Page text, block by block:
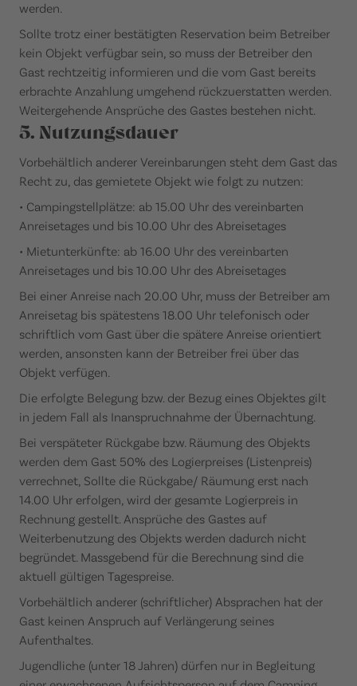
werden.
Sollte trotz einer bestätigten Reservation beim Betreiber
kein Objekt verfügbar sein, so muss der Betreiber den
Gast rechtzeitig informieren und die vom Gast bereits
erbrachte Anzahlung umgehend rückzuerstatten werden.
Weitergehende Ansprüche des Gastes bestehen nicht.
5. Nutzungsdauer
Vorbehältlich anderer Vereinbarungen steht dem Gast das
Recht zu, das gemietete Objekt wie folgt zu nutzen:
• Campingstellplätze: ab 15.00 Uhr des vereinbarten
Anreisetages und bis 10.00 Uhr des Abreisetages
• Mietunterkünfte: ab 16.00 Uhr des vereinbarten
Anreisetages und bis 10.00 Uhr des Abreisetages
Bei einer Anreise nach 20.00 Uhr, muss der Betreiber am
Anreisetag bis spätestens 18.00 Uhr telefonisch oder
schriftlich vom Gast über die spätere Anreise orientiert
werden, ansonsten kann der Betreiber frei über das
Objekt verfügen.
Die erfolgte Belegung bzw. der Bezug eines Objektes gilt
in jedem Fall als Inanspruchnahme der Übernachtung.
Bei verspäteter Rückgabe bzw. Räumung des Objekts
werden dem Gast 50% des Logierpreises (Listenpreis)
verrechnet, Sollte die Rückgabe/ Räumung erst nach
14.00 Uhr erfolgen, wird der gesamte Logierpreis in
Rechnung gestellt. Ansprüche des Gastes auf
Weiterbenutzung des Objekts werden dadurch nicht
begründet. Massgebend für die Berechnung sind die
aktuell gültigen Tagespreise.
Vorbehältlich anderer (schriftlicher) Absprachen hat der
Gast keinen Anspruch auf Verlängerung seines
Aufenthaltes.
Jugendliche (unter 18 Jahren) dürfen nur in Begleitung